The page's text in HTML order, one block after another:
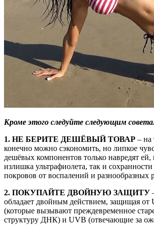
Кроме этого следуйте следующим
1. НЕ БЕРИТЕ ДЕШЁВЫЙ ТОВАР – на
конечно можно сэкономить, но липкое
дешёвых компонентов только навредят ей,
излишка ультрафиолета, так и
покровов от воспалений и разнообразных
2. ПОКУПАЙТЕ ДВОЙНУЮ ЗАЩИТУ
обладает двойным действием, защищая от
(которые вызывают преждевременное
структуру ДНК) и UVB (отвечающие за